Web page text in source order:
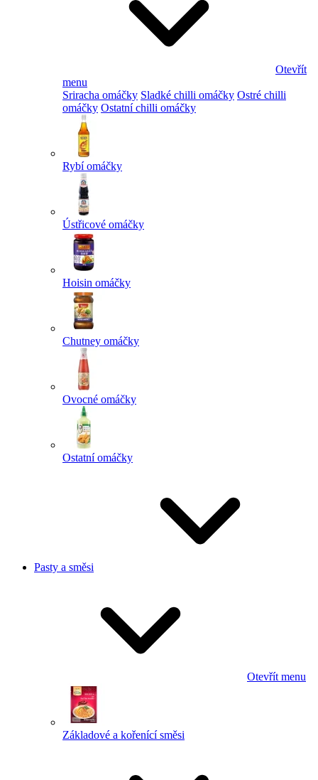
Otevřít
menu
Sriracha omáčky Sladké chilli omáčky Ostré chilli
omáčky Ostatní chilli omáčky
Rybí omáčky
Ústřicové omáčky
Hoisin omáčky
Chutney omáčky
Ovocné omáčky
Ostatní omáčky
Pasty a směsi
Otevřít menu
Základové a kořenící směsi